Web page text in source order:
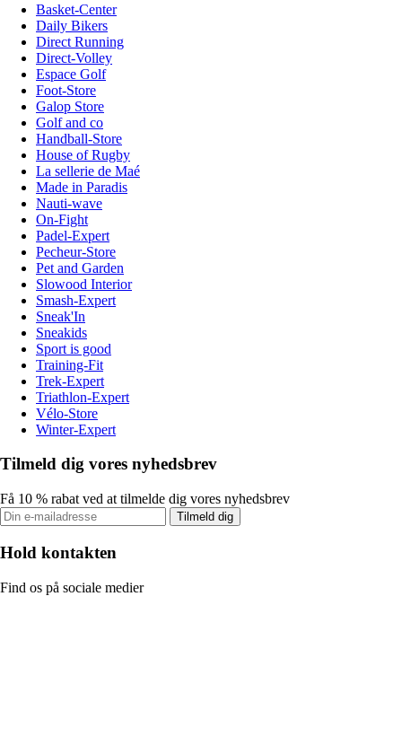
Basket-Center
Daily Bikers
Direct Running
Direct-Volley
Espace Golf
Foot-Store
Galop Store
Golf and co
Handball-Store
House of Rugby
La sellerie de Maé
Made in Paradis
Nauti-wave
On-Fight
Padel-Expert
Pecheur-Store
Pet and Garden
Slowood Interior
Smash-Expert
Sneak'In
Sneakids
Sport is good
Training-Fit
Trek-Expert
Triathlon-Expert
Vélo-Store
Winter-Expert
Tilmeld dig vores nyhedsbrev
Få 10 % rabat ved at tilmelde dig vores nyhedsbrev
Tilmeld dig
Hold kontakten
Find os på sociale medier